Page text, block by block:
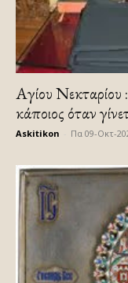
Αγίου Νεκταρίου
κάποιος όταν
Askitikon Πα 09-Οκτ-